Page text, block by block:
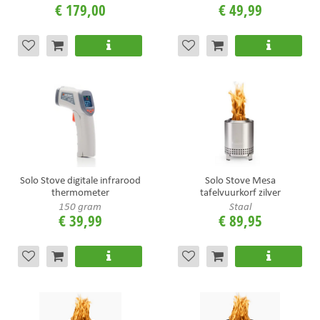
€ 179,00 €49,99
Solo Stove digitale infrarood
thermometer
150 gram
€39,99
Solo Stove Mesa
tafelvuurkorf zilver
Staal
€89,95